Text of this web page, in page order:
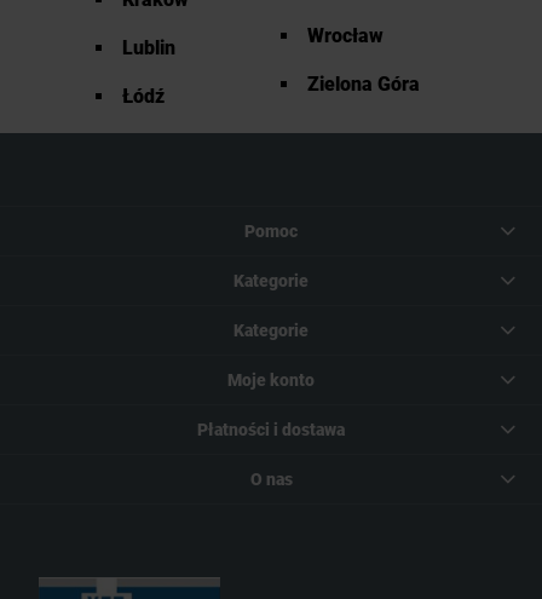
Lublin
Łódź
Wrocław
Zielona Góra
Pomoc
Kategorie
Kategorie
Moje konto
Płatności i dostawa
O nas